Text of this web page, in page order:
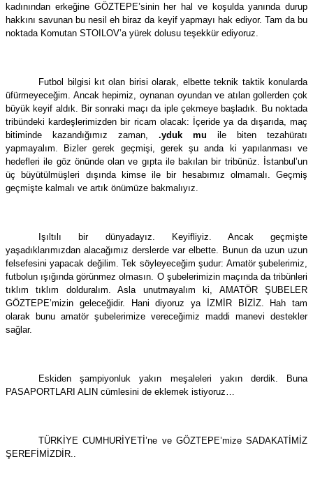
kadınından erkeğine GÖZTEPE’sinin her hal ve koşulda yanında durup
hakkını savunan bu nesil eh biraz da keyif yapmayı hak ediyor. Tam da bu
noktada Komutan STOILOV’a yürek dolusu teşekkür ediyoruz.
Futbol bilgisi kıt olan birisi olarak, elbette teknik taktik konularda
üfürmeyeceğim. Ancak hepimiz, oynanan oyundan ve atılan gollerden çok
büyük keyif aldık. Bir sonraki maçı da iple çekmeye başladık. Bu noktada
tribündeki kardeşlerimizden bir ricam olacak: İçeride ya da dışarıda, maç
bitiminde kazandığımız zaman, .yduk mu ile biten tezahüratı
yapmayalım. Bizler gerek geçmişi, gerek şu anda ki yapılanması ve
hedefleri ile göz önünde olan ve gıpta ile bakılan bir tribünüz. İstanbul’un
üç büyütülmüşleri dışında kimse ile bir hesabımız olmamalı. Geçmiş
geçmişte kalmalı ve artık önümüze bakmalıyız.
Işıltılı bir dünyadayız. Keyifliyiz. Ancak geçmişte
yaşadıklarımızdan alacağımız derslerde var elbette. Bunun da uzun uzun
felsefesini yapacak değilim. Tek söyleyeceğim şudur: Amatör şubelerimiz,
futbolun ışığında görünmez olmasın. O şubelerimizin maçında da tribünleri
tıklım tıklım dolduralım. Asla unutmayalım ki, AMATÖR ŞUBELER
GÖZTEPE’mizin geleceğidir. Hani diyoruz ya İZMİR BİZİZ. Hah tam
olarak bunu amatör şubelerimize vereceğimiz maddi manevi destekler
sağlar.
Eskiden şampiyonluk yakın meşaleleri yakın derdik. Buna
PASAPORTLARI ALIN cümlesini de eklemek istiyoruz…
TÜRKİYE CUMHURİYETİ’ne ve GÖZTEPE’mize SADAKATİMİZ
ŞEREFİMİZDİR..